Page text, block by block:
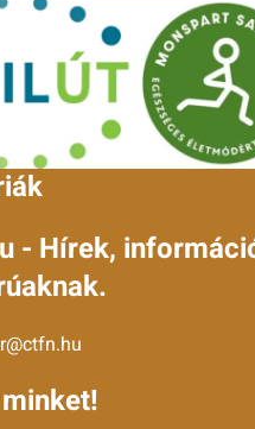
- Hírek,